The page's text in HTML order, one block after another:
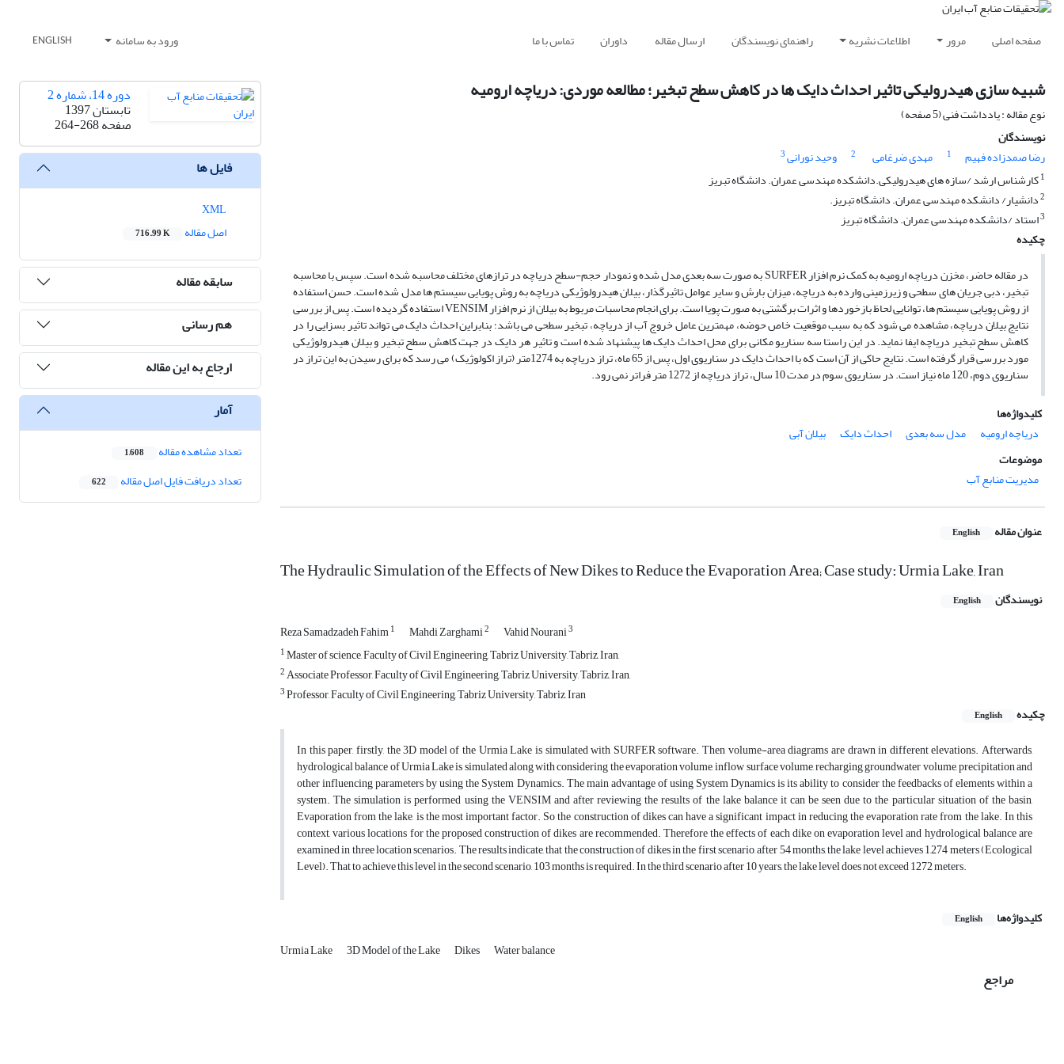
صفحه اصلی مرور اطلاعات نشریه راهنمای نویسندگان ارسال مقاله داوران تماس با ما ورود به سامانه ENGLISH
شبیه سازی هیدرولیکی تاثیر احداث دایک ها در کاهش سطح تبخیر؛ مطالعه موردی: دریاچه ارومیه
نوع مقاله : یادداشت فنی (5 صفحه)
نویسندگان
رضا صمدزاده فهیم
1 مهدی ضرغامی 2 وحید نورانی3
1کارشناس ارشد /سازه های هیدرولیکی.دانشکده مهندسی عمران. دانشگاه تبریز
2دانشیار/ دانشکده مهندسی عمران. دانشگاه تبریز.
3استاد /دانشکده مهندسی عمران. دانشگاه تبریز
چکیده
در مقاله حاضر، مخزن دریاچه ارومیه به کمک نرم افزار SURFER به صورت سه بعدی مدل شده و نمودار حجم-سطح دریاچه در ترازهای مختلف محاسبه شده است. سپس با محاسبه
تبخیر، دبی جریان های سطحی و زیرزمینی وارده به دریاچه، میزان بارش و سایر عوامل تاثیرگذار، بیلان هیدرولوژیکی دریاچه به روش پویایی سیستم ها مدل شده است. حسن استفاده
از روش پویایی سیستم ها، توانایی لحاظ بازخوردها و اثرات برگشتی به صورت پویا است. برای انجام محاسبات مربوط به بیلان از نرم افزار VENSIM استفاده گردیده است. پس از بررسی
نتایج بیلان دریاچه، مشاهده می شود که به سبب موقعیت خاص حوضه، مهمترین عامل خروج آب از دریاچه، تبخیر سطحی می باشد؛ بنابراین احداث دایک می تواند تاثیر بسزایی را در
کاهش سطح تبخیر دریاچه ایفا نماید. در این راستا سه سناریو مکانی برای محل احداث دایک ها پیشنهاد شده است و تاثیر هر دایک در جهت کاهش سطح تبخیر و بیلان هیدرولوژیکی
مورد بررسی قرار گرفته است. نتایج حاکی از آن است که با احداث دایک در سناریوی اول، پس از 65 ماه، تراز دریاچه به 1274متر (تراز اکولوژیک) می رسد که برای رسیدن به این تراز در
سناریوی دوم، 120 ماه نیاز است. در سناریوی سوم در مدت 10 سال، تراز دریاچه از 1272 متر فراتر نمی رود.
کلیدواژه‌ها
دریاچه ارومیه
مدل سه بعدی احداث دایک
بیلان آبی
موضوعات
مدیریت منابع آب
عنوان مقاله English
The Hydraulic Simulation of the Effects of New Dikes to Reduce the Evaporation Area; Case study: Urmia Lake, Iran
نویسندگان English
Reza Samadzadeh Fahim1 Mahdi Zarghami2 Vahid Nourani3
1Master of science, Faculty of Civil Engineering, Tabriz University, Tabriz, Iran,
2Associate Professor, Faculty of Civil Engineering, Tabriz University, Tabriz, Iran,
3Professor, Faculty of Civil Engineering, Tabriz University, Tabriz, Iran
چکیده
English
In this paper, firstly, the 3D model of the Urmia Lake is simulated with SURFER software. Then volume-area diagrams are drawn in different elevations. Afterwards,
hydrological balance of Urmia Lake is simulated along with considering the evaporation volume, inflow surface volume, recharging groundwater volume, precipitation and
other influencing parameters by using the System Dynamics. The main advantage of using System Dynamics is its ability to consider the feedbacks of elements within a
system. The simulation is performed using the VENSIM and after reviewing the results of the lake balance it can be seen due to the particular situation of the basin,
Evaporation from the lake, is the most important factor. So the construction of dikes can have a significant impact in reducing the evaporation rate from the lake. In this
context, various locations for the proposed construction of dikes are recommended. Therefore the effects of each dike on evaporation level and hydrological balance are
examined in three location scenarios. The results indicate, that the construction of dikes in the first scenario, after 54 months, the lake level achieves 1,274 meters (Ecological
Level). That to achieve this level in the second scenario, 103 months is required. In the third scenario after 10 years, the lake level does not exceed 1272 meters.
کلیدواژه‌ها English
Urmia Lake 3D Model of the Lake Dikes Water balance
مراجع
دوره 14، شماره 2
تابستان 1397
صفحه264-268
فایل ها
اصل مقاله
716.99 K
سابقه مقاله
هم رسانی
ارجاع به این مقاله
آمار
تعداد مشاهده مقاله 1,608
تعداد دریافت فایل اصل مقاله 622